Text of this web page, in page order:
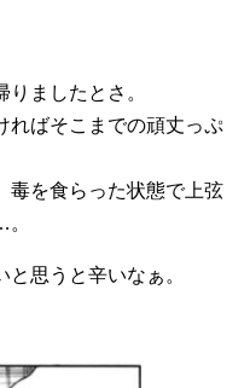
ましたとさ。
ればそこまでの頑丈っぷ
を食らった状態で上弦
思うと辛いなぁ。